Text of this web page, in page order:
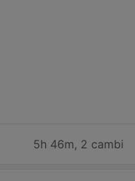
5h 46m, 2 cambi